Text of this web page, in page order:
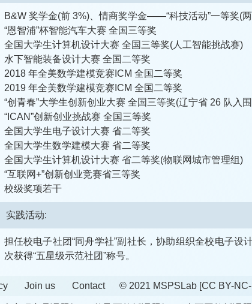
B&W 奖学金(前 3%)、情商奖学金——“科技活动”一等奖(
“恩智浦”杯智能汽车大赛 全国三等奖
全国大学生计算机设计大赛 全国三等奖(人工智能挑战赛)
水下智能装备设计大赛 全国二等奖
2018 年全美数学建模竞赛ICM 全国二等奖
2019 年全美数学建模竞赛ICM 全国二等奖
“创青春”大学生创新创业大赛 全国三等奖(辽宁省 26 队入
“ICAN”创新创业挑战赛 全国三等奖
全国大学生电子设计大赛 省二等奖
全国大学生数学建模大赛 省二等奖
全国大学生计算机设计大赛 省二等奖(物联网城市管理组)
“互联网+”创新创业竞赛省三等奖
校级奖项若干
实践活动:
担任校电子社团“同舟学社”副社长，协助组织全校电子设
次获得“五星级示范社团”称号。
Join us Contact © 2021 MSPSLab [CC BY-